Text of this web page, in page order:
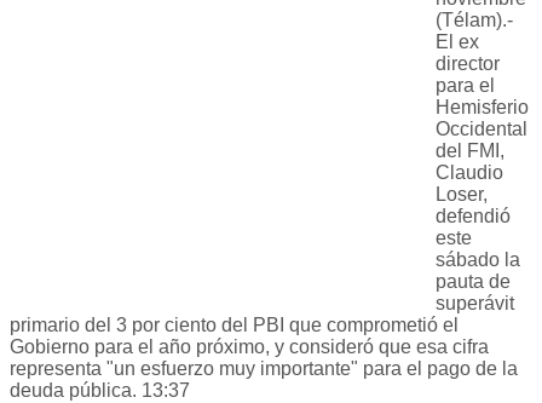
(Télam).-
El ex
director
para el
Hemisferio
Occidental
del FMI,
Claudio
Loser,
defendió
este
sábado la
pauta de
superávit
primario del 3 por ciento del PBI que comprometió el
Gobierno para el año próximo, y consideró que esa cifra
representa "un esfuerzo muy importante" para el pago de la
deuda pública. 13:37